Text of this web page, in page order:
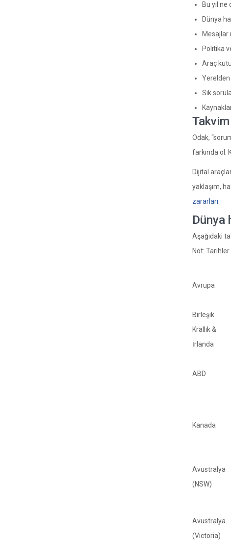
Bu yıl ne
Dünya
Mesajlar
Politika
Araç
Sık
Odak,
farkında ol.
Dijital
yaklaşım,
zararları
Dünya
Aşağıdaki
Not: Tarihler
Avrupa
Birleşik
Krallık &
İrlanda
ABD
Kanada
Avustralya
(NSW)
Avustralya
(Victoria)